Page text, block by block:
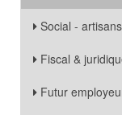
Social -
Fiscal &
Futur